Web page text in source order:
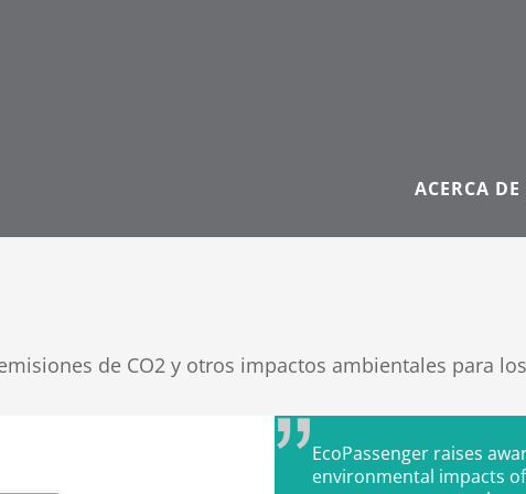
ACERCA DE
de CO2 y otros impactos ambientales para
EcoPassenger raises
environmental impacts